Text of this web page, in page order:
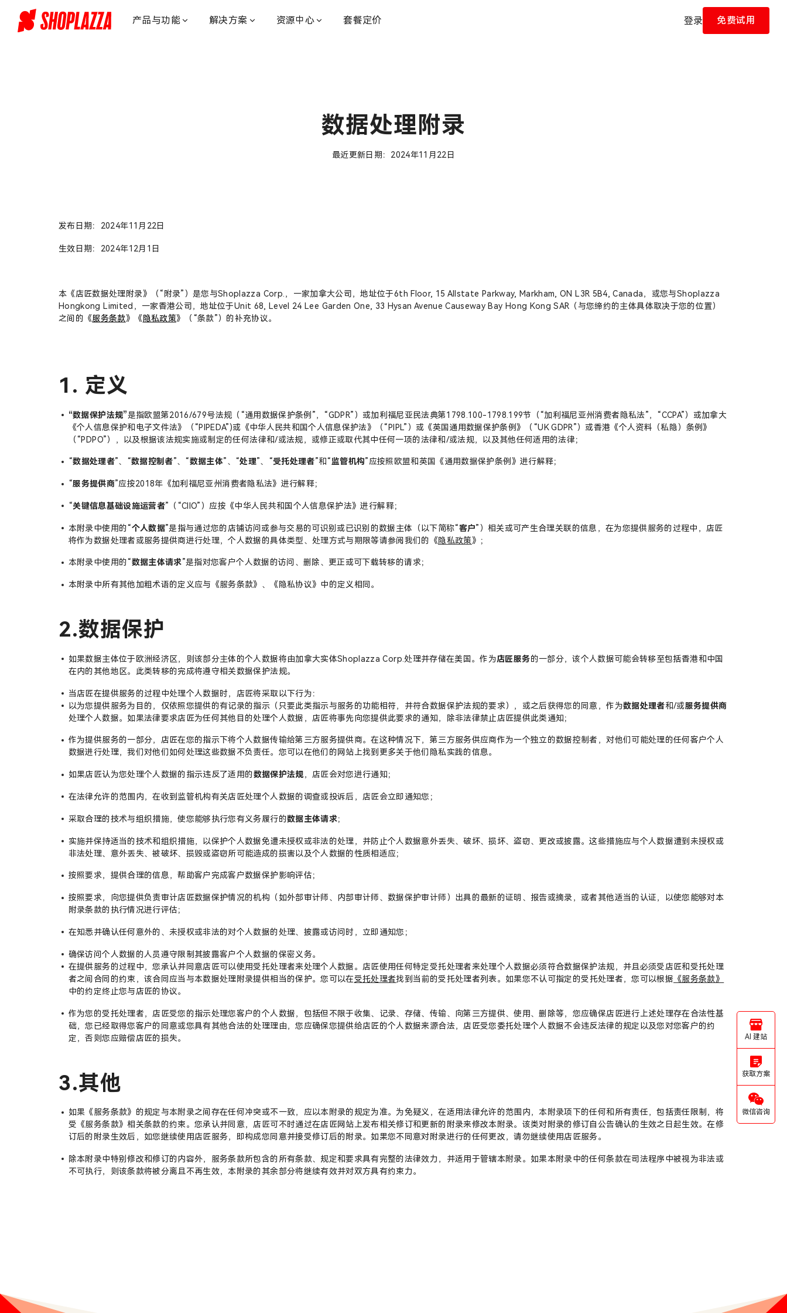
产品与功能 解决方案 资源中心 套餐定价 登录 免费试用
数据处理附录
最近更新日期：2024年11月22日
发布日期：2024年11月22日
生效日期：2024年12月1日
本《店匠数据处理附录》（“附录”）是您与Shoplazza Corp.，一家加拿大公司，地址位于6th Floor, 15 Allstate Parkway, Markham, ON L3R 5B4, Canada，或您与Shoplazza
Hongkong Limited，一家香港公司，地址位于Unit 68, Level 24 Lee Garden One, 33 Hysan Avenue Causeway Bay Hong Kong SAR（与您缔约的主体具体取决于您的位置）
之间的《服务条款》《隐私政策》（“条款”）的补充协议。
1. 定义
“数据保护法规”是指欧盟第2016/679号法规（“通用数据保护条例”，“GDPR”）或加利福尼亚民法典第1798.100-1798.199节（“加利福尼亚州消费者隐私法”，“CCPA”）或加拿大
《个人信息保护和电子文件法》（“PIPEDA”)或《中华人民共和国个人信息保护法》（“PIPL”）或《英国通用数据保护条例》（“UK GDPR”）或香港《个人资料（私隐）条例》
（“PDPO”），以及根据该法规实施或制定的任何法律和/或法规，或修正或取代其中任何一项的法律和/或法规，以及其他任何适用的法律；
“数据处理者”、“数据控制者”、“数据主体”、“处理”、“受托处理者”和“监管机构”应按照欧盟和英国《通用数据保护条例》进行解释；
“服务提供商”应按2018年《加利福尼亚州消费者隐私法》进行解释；
“关键信息基础设施运营者”（“CIIO”）应按《中华人民共和国个人信息保护法》进行解释；
本附录中使用的“个人数据”是指与通过您的店铺访问或参与交易的可识别或已识别的数据主体（以下简称“客户”）相关或可产生合理关联的信息，在为您提供服务的过程中，店匠
将作为数据处理者或服务提供商进行处理，个人数据的具体类型、处理方式与期限等请参阅我们的《隐私政策》；
本附录中使用的“数据主体请求”是指对您客户个人数据的访问、删除、更正或可下载转移的请求；
本附录中所有其他加粗术语的定义应与《服务条款》、《隐私协议》中的定义相同。
2.数据保护
如果数据主体位于欧洲经济区，则该部分主体的个人数据将由加拿大实体Shoplazza Corp.处理并存储在美国。作为店匠服务的一部分，该个人数据可能会转移至包括香港和中国
在内的其他地区。此类转移的完成将遵守相关数据保护法规。
当店匠在提供服务的过程中处理个人数据时，店匠将采取以下行为：
以为您提供服务为目的，仅依照您提供的有记录的指示（只要此类指示与服务的功能相符，并符合数据保护法规的要求），或之后获得您的同意，作为数据处理者和/或服务提供商
处理个人数据。如果法律要求店匠为任何其他目的处理个人数据，店匠将事先向您提供此要求的通知，除非法律禁止店匠提供此类通知；
作为提供服务的一部分，店匠在您的指示下将个人数据传输给第三方服务提供商。在这种情况下，第三方服务供应商作为一个独立的数据控制者，对他们可能处理的任何客户个人
数据进行处理，我们对他们如何处理这些数据不负责任。您可以在他们的网站上找到更多关于他们隐私实践的信息。
如果店匠认为您处理个人数据的指示违反了适用的数据保护法规，店匠会对您进行通知；
在法律允许的范围内，在收到监管机构有关店匠处理个人数据的调查或投诉后，店匠会立即通知您；
采取合理的技术与组织措施，使您能够执行您有义务履行的数据主体请求；
实施并保持适当的技术和组织措施，以保护个人数据免遭未授权或非法的处理，并防止个人数据意外丢失、破坏、损坏、盗窃、更改或披露。这些措施应与个人数据遭到未授权或
非法处理、意外丢失、被破坏、损毁或盗窃所可能造成的损害以及个人数据的性质相适应；
按照要求，提供合理的信息，帮助客户完成客户数据保护影响评估；
按照要求，向您提供负责审计店匠数据保护情况的机构（如外部审计师、内部审计师、数据保护审计师）出具的最新的证明、报告或摘录，或者其他适当的认证，以使您能够对本
附录条款的执行情况进行评估；
在知悉并确认任何意外的、未授权或非法的对个人数据的处理、披露或访问时，立即通知您；
确保访问个人数据的人员遵守限制其披露客户个人数据的保密义务。
在提供服务的过程中，您承认并同意店匠可以使用受托处理者来处理个人数据。店匠使用任何特定受托处理者来处理个人数据必须符合数据保护法规，并且必须受店匠和受托处理
者之间合同的约束，该合同应当与本数据处理附录提供相当的保护。您可以在受托处理者找到当前的受托处理者列表。如果您不认可指定的受托处理者，您可以根据 《服务条款》
中的约定终止您与店匠的协议。
作为您的受托处理者，店匠受您的指示处理您客户的个人数据，包括但不限于收集、记录、存储、传输、向第三方提供、使用、删除等，您应确保店匠进行上述处理存在合法性基
础，您已经取得您客户的同意或您具有其他合法的处理理由，您应确保您提供给店匠的个人数据来源合法，店匠受您委托处理个人数据不会违反法律的规定以及您对您客户的约
定，否则您应赔偿店匠的损失。
3.其他
如果《服务条款》的规定与本附录之间存在任何冲突或不一致，应以本附录的规定为准。为免疑义，在适用法律允许的范围内，本附录项下的任何和所有责任，包括责任限制，将
受《服务条款》相关条款的约束。您承认并同意，店匠可不时通过在店匠网站上发布相关修订和更新的附录来修改本附录。该类对附录的修订自公告确认的生效之日起生效。在修
订后的附录生效后，如您继续使用店匠服务，即构成您同意并接受修订后的附录。如果您不同意对附录进行的任何更改，请勿继续使用店匠服务。
除本附录中特别修改和修订的内容外，服务条款所包含的所有条款、规定和要求具有完整的法律效力，并适用于管辖本附录。如果本附录中的任何条款在司法程序中被视为非法或
不可执行，则该条款将被分离且不再生效，本附录的其余部分将继续有效并对双方具有约束力。
AI 建站
获取方案
微信咨询